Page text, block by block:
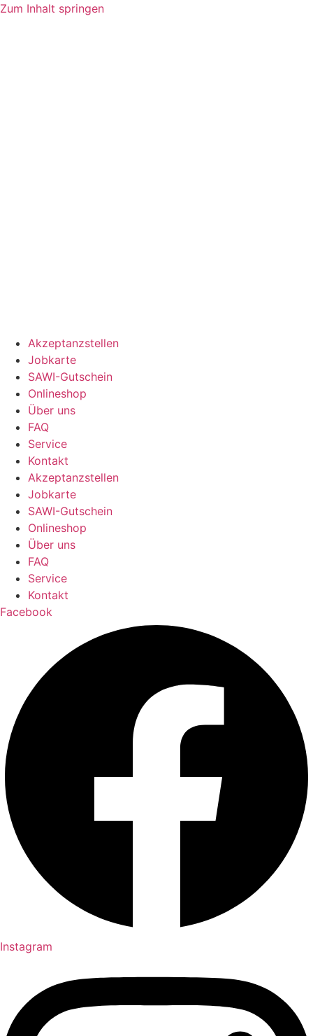
Zum Inhalt springen
Akzeptanzstellen
Jobkarte
SAWI-Gutschein
Onlineshop
Über uns
FAQ
Service
Kontakt
Akzeptanzstellen
Jobkarte
SAWI-Gutschein
Onlineshop
Über uns
FAQ
Service
Kontakt
Facebook
Instagram